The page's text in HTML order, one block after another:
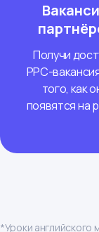
Получи
PPC-
того, как
появятся на
*Уроки английского